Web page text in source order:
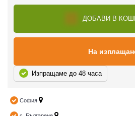
ДОБАВИ В
На
Изпращаме до 48 часа
София